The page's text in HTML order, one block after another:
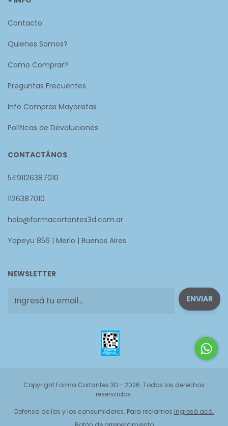
Contacto
Quienes Somos?
Como Comprar?
Preguntas Frecuentes
Info Compras Mayoristas
Políticas de Devoluciones
CONTACTÁNOS
5491126387010
1126387010
hola@formacortantes3d.com.ar
Yapeyu 856 | Merlo | Buenos Aires
NEWSLETTER
Copyright Forma Cortantes 3D - 2026. Todos los derechos
reservados.
Defensa de las y los consumidores. Para reclamos ingresá acá.